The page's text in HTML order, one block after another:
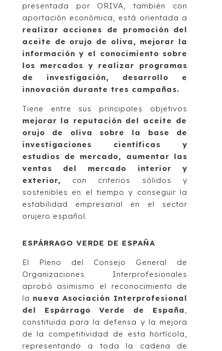
presentada por ORIVA, también con
aportación económica, está orientada a
realizar acciones de promoción del
aceite de orujo de oliva, mejorar la
información y el conocimiento sobre
los mercados y realizar programas
de investigación, desarrollo e
innovación durante tres campañas.
Tiene entre sus principales objetivos
mejorar la reputación del aceite de
orujo de oliva sobre la base de
investigaciones científicas y
estudios de mercado, aumentar las
ventas del mercado interior y
exterior, con criterios sólidos y
sostenibles en el tiempo y conseguir la
estabilidad empresarial en el sector
orujero español.
ESPÁRRAGO VERDE DE ESPAÑA
El Pleno del Consejo General de
Organizaciones Interprofesionales
aprobó asimismo el reconocimiento de
la nueva Asociación Interprofesional
del Espárrago Verde de España
constituida para la defensa y la mejora
de la competitividad de esta hortícola,
representando a toda la cadena de